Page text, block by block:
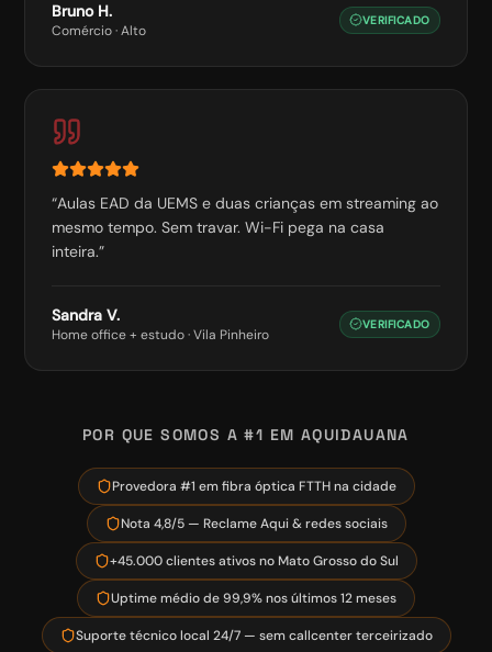
Bruno H.
Comércio·Alto
VERIFICADO
“Aulas EAD da UEMS e duas crianças em streaming ao
mesmo tempo. Sem travar. Wi-Fi pega na casa
inteira.”
Sandra V.
Home office + estudo·Vila Pinheiro
VERIFICADO
POR QUE SOMOS A #1 EM AQUIDAUANA
Provedora #1 em fibra óptica FTTH na cidade
Nota 4,8/5 — Reclame Aqui & redes sociais
+45.000 clientes ativos no Mato Grosso do Sul
Uptime médio de 99,9% nos últimos 12 meses
Suporte técnico local 24/7 — sem callcenter terceirizado